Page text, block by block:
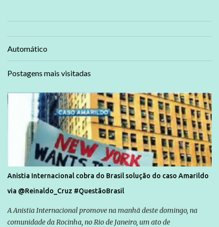
Automático
Postagens mais visitadas
Anistia Internacional cobra do Brasil solução do caso Amarildo
via @Reinaldo_Cruz #QuestãoBrasil
A Anistia Internacional promove na manhã deste domingo, na
comunidade da Rocinha, no Rio de Janeiro, um ato de